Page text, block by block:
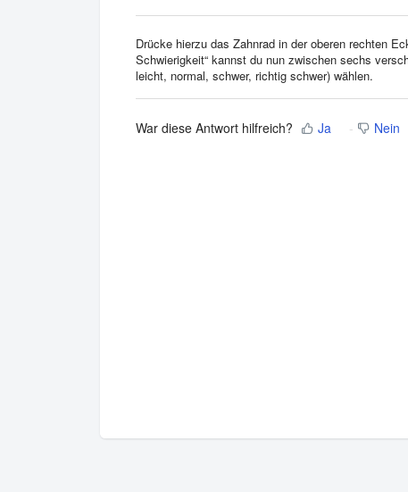
Drücke hierzu das Zahnrad in der oberen rechten
Schwierigkeit“ kannst du nun zwischen sechs
leicht, normal, schwer, richtig schwer) wählen.
War diese Antwort hilfreich? Ja Nein